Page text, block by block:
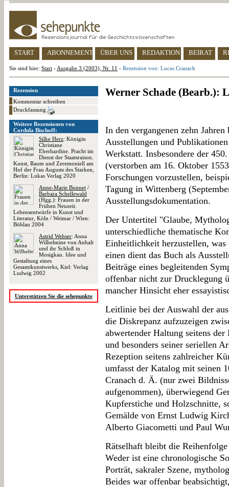
START ABONNEMENT ÜBER UNS REDAKTION BEIRAT
Sie sind hier: Start - Ausgabe 3 (2003), Nr. 11 - Rezension von: Lucas Cranach
Rezension
Kommentar schreiben
Druckfassung
Weitere Rezensionen von
Cordula Bischoff:
Silke Herz: Königin
Christiane
Eberhardine. Pracht im
Dienst der Staatsraison.
Kunst, Raum und Zeremoniell am
Hof der Frau Augusts des Starken,
Berlin: Lukas Verlag 2020
Anne-Marie Bonnet /
Barbara Schellewald
(Hgg.): Frauen in der
Frühen Neuzeit.
Lebensentwürfe in Kunst und
Literatur, Köln / Weimar / Wien:
Böhlau 2004
Astrid Wehser: Anna
Wilhelmine von Anhalt
und ihr Schloß in
Mosigkau. Idee und
Gestaltung eines
Gesamtkunstwerks, Kiel: Verlag
Ludwig 2002
Unterstützen Sie die sehepunkte
Werner Schade (Bearb.):
In den vergangenen zehn
Ausstellungen und
Werkstatt. Insbesondere der
(verstorben am 16. Oktober
Forschungen vorzustellen,
Tagung in Wittenberg
Ausstellungsdokumentation.
Der Untertitel "Glaube,
unterschiedliche thematische
Einheitlichkeit herzustellen,
einen dient das Buch als
Beiträge eines begleitenden
offenbar nicht zur Drucklegung
mancher Hinsicht eher
Leitlinie bei der Auswahl der
die Diskrepanz aufzuzeigen
abwertender Haltung seitens der
und besonders seiner seriellen
Rezeption seitens zahlreicher
umfasst der Katalog mit seinen
Cranach d. Ä. (nur zwei
aufgenommen), überwiegend
Kupferstiche und Holzschnitte,
Gemälde von Ernst Ludwig
Alberto Giacometti und Paul
Rätselhaft bleibt die
Weder ist eine chronologische
Porträt, sakraler Szene,
Beides war offenbar